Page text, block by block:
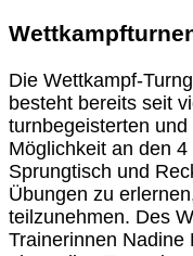
Die Wettkampf-
besteht bereits seit
turnbegeisterten
Möglichkeit an den
Sprungtisch und
Übungen zu
teilzunehmen. Des
Trainerinnen Nadine